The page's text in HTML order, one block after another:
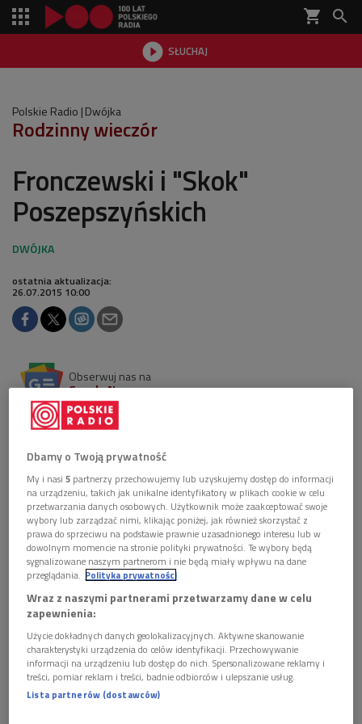
shopping_cart 
 SŁUCHAJ

Polskie Radio Dwójka
Rodzinny wieczór
Fronczewski i "Skok"
Poszepszyńskich
ostatnia aktualizacja:
26.07.2015 10:00
Obserwuj nas na
Google News
Zapraszamy na kolejne spotkanie z bohaterami
słuchowisk Macieja Zembatego i Jacka Janczarskiego.
Przed nami dwa odcinki: "Saper i komornik" oraz
Spośród wielu radiowych kreacji Piotra Fronczewskiego rola Grzegorza w
Dbamy o Twoją prywatność
My i nasi5 partnerzy przechowujemy lub uzyskujemy dostęp do informacji
na urządzeniu, takich jak unikalne identyfikatory w plikach cookie w celu
przetwarzania danych osobowych. Użytkownik może zaakceptować swoje
wybory lub zarządzać nimi, klikając poniżej, jak również skorzystać z
prawa do sprzeciwu na podstawie prawnie uzasadnionego interesu lub w
dowolnym momencie na stronie polityki prywatności. Te wybory będą
sygnalizowane naszym partnerom i nie będą miały wpływu na dane
przeglądania. Polityka prywatności
Wraz z naszymi partnerami przetwarzamy dane w celu
zapewnienia:
Użycie dokładnych danych geolokalizacyjnych. Aktywne skanowanie
charakterystyki urządzenia do celów identyfikacji. Przechowywanie
informacji na urządzeniu lub dostęp do nich. Spersonalizowane reklamy i
treści, pomiar reklam i treści, badnie odbiorców i ulepszanie usług.
Lista partnerów (dostawców)